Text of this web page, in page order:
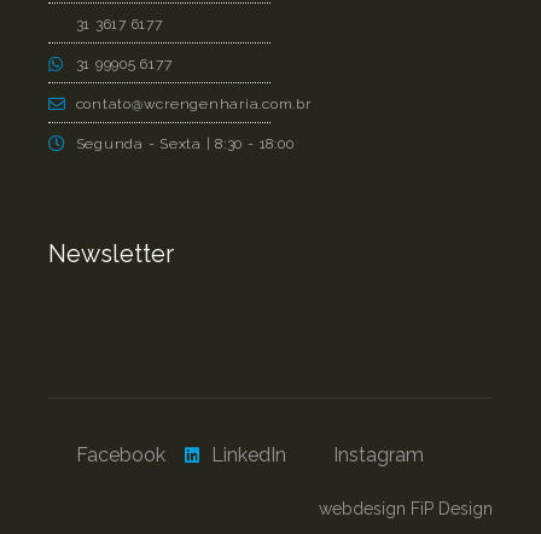
31 3617 6177
31 99905 6177
contato@wcrengenharia.com.br
Segunda - Sexta | 8:30 - 18:00
Newsletter
Facebook LinkedIn Instagram
webdesign FiP Design